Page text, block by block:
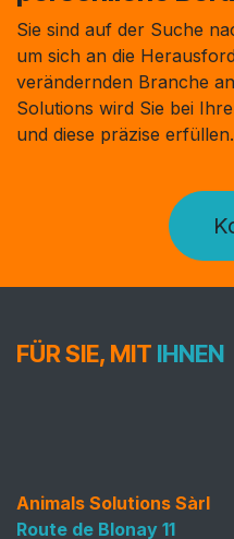
Sie sind auf der Suche
um sich an die
verändernden Branche
Solutions wird Sie bei
und diese präzise erfüllen. ​
FÜR SIE, MIT IHNEN
Animals Solutions Sàrl
Route de Blonay 11